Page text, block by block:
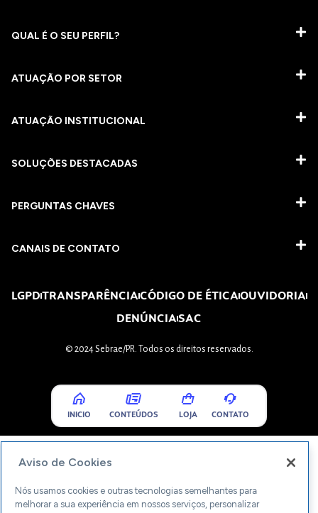
QUAL É O SEU PERFIL?
ATUAÇÃO POR SETOR
ATUAÇÃO INSTITUCIONAL
SOLUÇÕES DESTACADAS
PERGUNTAS CHAVES​
CANAIS DE CONTATO
LGPDTRANSPARÊNCIACÓDIGO DE ÉTICAOUVIDORIA
DENÚNCIASAC
© 2024 Sebrae/PR. Todos os direitos reservados.
INICIO CONTEÚDOS LOJA CONTATO
Aviso de Cookies
Nós usamos cookies e outras tecnologias semelhantes para
melhorar a sua experiência em nossos serviços, personalizar